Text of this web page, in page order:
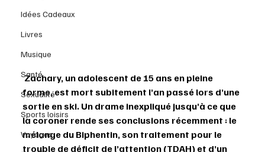
Idées Cadeaux
Livres
Musique
Santé
Sexualité
Sports loisirs
Voyages
Zachary, un adolescent de 15 ans en pleine
forme, est mort subitement l’an passé lors d’une
sortie en ski. Un drame inexpliqué jusqu’à ce que
la coroner rende ses conclusions récemment : le
mélange du Biphentin, son traitement pour le
trouble de déficit de l’attention (TDAH) et d’un